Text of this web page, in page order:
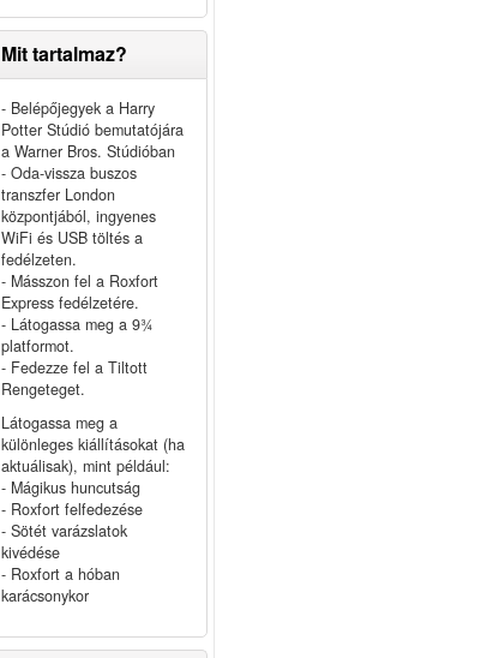
Mit tartalmaz?
- Belépőjegyek a Harry
Potter Stúdió bemutatójára
a Warner Bros. Stúdióban
- Oda-vissza buszos
transzfer London
központjából, ingyenes
WiFi és USB töltés a
fedélzeten.
- Másszon fel a Roxfort
Express fedélzetére.
- Látogassa meg a 9¾
platformot.
- Fedezze fel a Tiltott
Rengeteget.
Látogassa meg a
különleges kiállításokat (ha
aktuálisak), mint például:
- Mágikus huncutság
- Roxfort felfedezése
- Sötét varázslatok
kivédése
- Roxfort a hóban
karácsonykor